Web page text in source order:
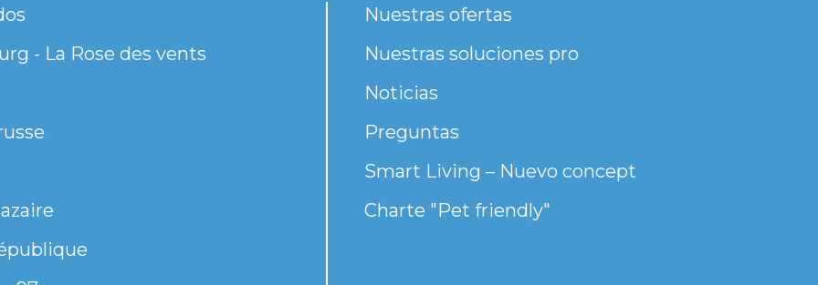
- La Rose des vents
Nuestras ofertas
Nuestras soluciones pro
Noticias
Preguntas
Smart Living – Nuevo concept
Charte "Pet friendly"